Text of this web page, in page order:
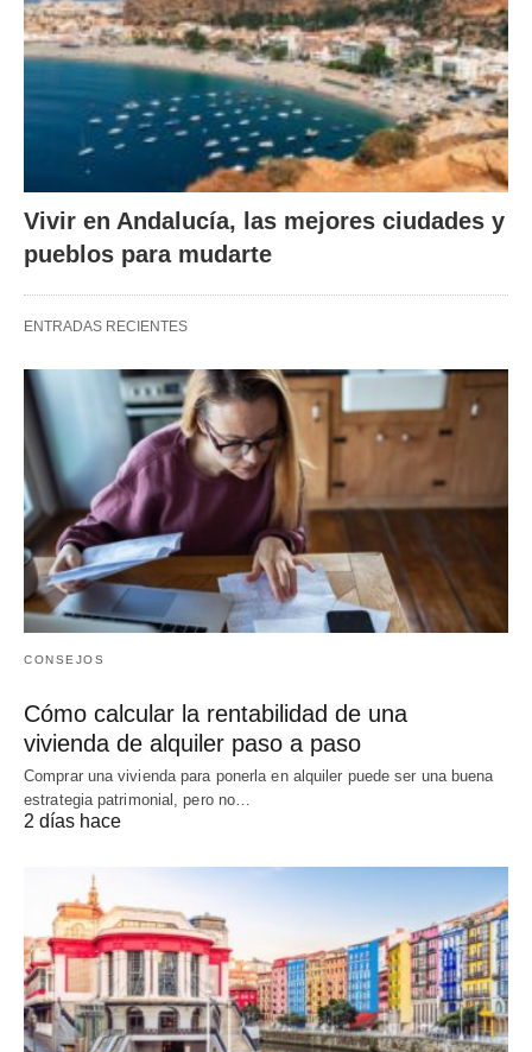
Vivir en Andalucía, las mejores ciudades y
pueblos para mudarte
ENTRADAS RECIENTES
CONSEJOS
Cómo calcular la rentabilidad de una
vivienda de alquiler paso a paso
Comprar una vivienda para ponerla en alquiler puede ser una buena
estrategia patrimonial, pero no…
2 días hace